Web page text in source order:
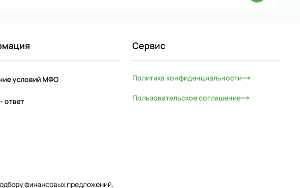
условий МФО
ответ
Сервис
Политика конфиденциальности
Пользовательское соглашение
финансовых предложений.